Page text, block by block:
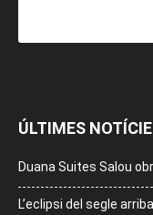
ÚLTIMES
Duana Suites Salou
L’eclipsi del segle